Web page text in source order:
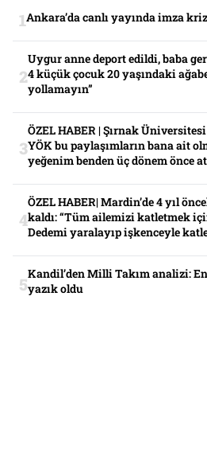
Ankara’da canlı yayında imza
Uygur anne deport edildi, baba
4 küçük çocuk 20 yaşındaki
yollamayın”
ÖZEL HABER | Şırnak
YÖK bu paylaşımların bana ait
yeğenim benden üç dönem önce
ÖZEL HABER| Mardin’de 4 yıl
kaldı: “Tüm ailemizi katletmek
Dedemi yaralayıp işkenceyle
Kandil’den Milli Takım analizi:
yazık oldu